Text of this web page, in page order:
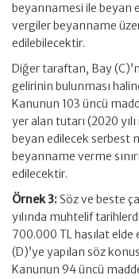
beyannamesi ile beyan
vergiler beyanname
edilebilecektir.
Diğer taraftan, Bay
gelirinin bulunması
Kanunun 103 üncü
yer alan tutarı (2020
beyan edilecek serbest
beyanname verme
edilecektir.
Örnek 3:Söz ve beste
yılında muhtelif
700.000 TL hasılat
(D)’ye yapılan söz
Kanunun 94 üncü